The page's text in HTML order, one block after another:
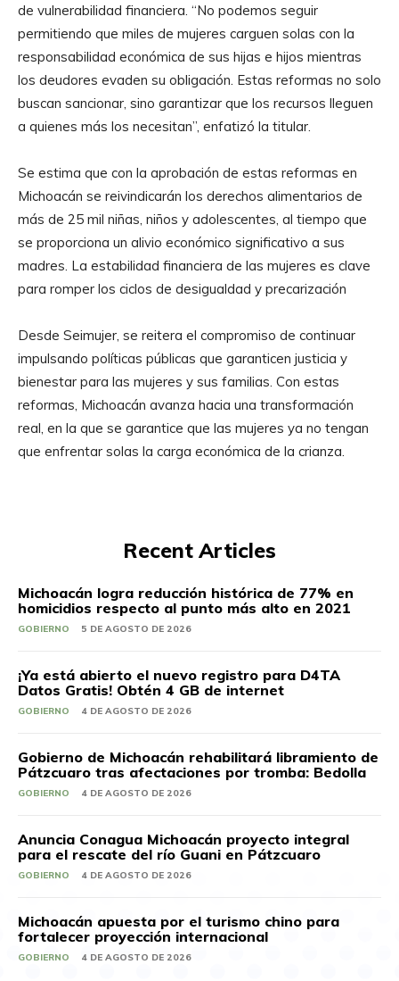
de vulnerabilidad financiera. “No podemos seguir
permitiendo que miles de mujeres carguen solas con la
responsabilidad económica de sus hijas e hijos mientras
los deudores evaden su obligación. Estas reformas no solo
buscan sancionar, sino garantizar que los recursos lleguen
a quienes más los necesitan”, enfatizó la titular.
Se estima que con la aprobación de estas reformas en
Michoacán se reivindicarán los derechos alimentarios de
más de 25 mil niñas, niños y adolescentes, al tiempo que
se proporciona un alivio económico significativo a sus
madres. La estabilidad financiera de las mujeres es clave
para romper los ciclos de desigualdad y precarización
Desde Seimujer, se reitera el compromiso de continuar
impulsando políticas públicas que garanticen justicia y
bienestar para las mujeres y sus familias. Con estas
reformas, Michoacán avanza hacia una transformación
real, en la que se garantice que las mujeres ya no tengan
que enfrentar solas la carga económica de la crianza.
Recent Articles
Michoacán logra reducción histórica de 77% en
homicidios respecto al punto más alto en 2021
GOBIERNO 5 DE AGOSTO DE 2026
¡Ya está abierto el nuevo registro para D4TA
Datos Gratis! Obtén 4 GB de internet
GOBIERNO 4 DE AGOSTO DE 2026
Gobierno de Michoacán rehabilitará libramiento de
Pátzcuaro tras afectaciones por tromba: Bedolla
GOBIERNO 4 DE AGOSTO DE 2026
Anuncia Conagua Michoacán proyecto integral
para el rescate del río Guani en Pátzcuaro
GOBIERNO 4 DE AGOSTO DE 2026
Michoacán apuesta por el turismo chino para
fortalecer proyección internacional
GOBIERNO 4 DE AGOSTO DE 2026